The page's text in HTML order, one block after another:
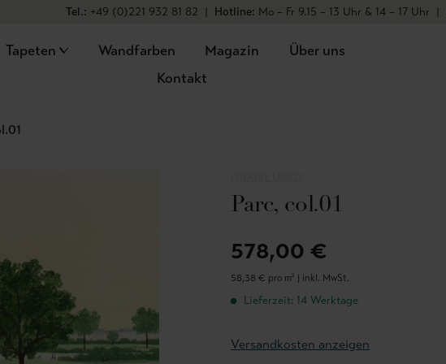
Tel.: +49 (0)221 932 81 82 | Hotline: Mo – Fr 9.15 – 13 Uhr & 14 – 17 Uhr |
Tapeten Wandfarben Magazin
Über uns
Kontakt
Parc, col.01
578,00 €
58,38 € pro m² | inkl. MwSt.
Lieferzeit: 14 Werktage
Versandkosten anzeigen